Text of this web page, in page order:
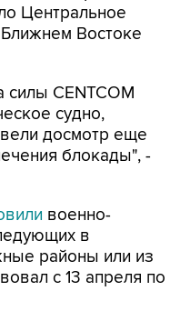
Центральное
Востоке
силы CENTCOM
судно,
досмотр еще
блокады", -
военно-
в
районы или из
с 13 апреля по